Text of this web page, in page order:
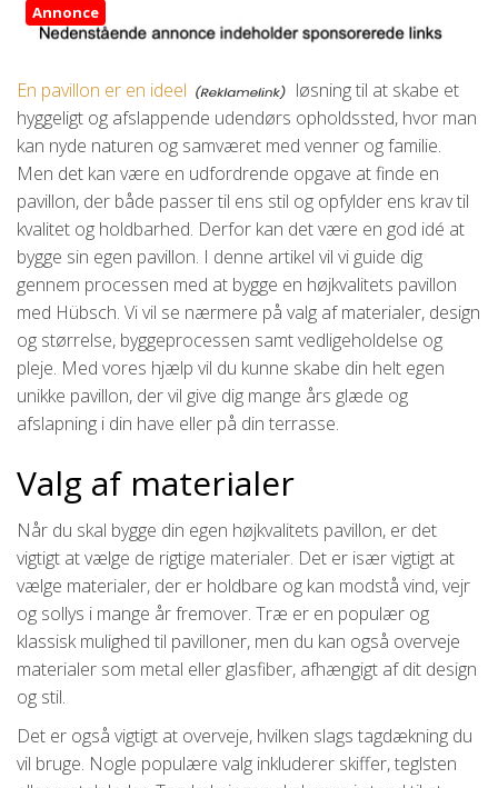
Annonce
En pavillon er en ideel
løsning til at skabe et
hyggeligt og afslappende udendørs opholdssted, hvor man
kan nyde naturen og samværet med venner og familie.
Men det kan være en udfordrende opgave at finde en
pavillon, der både passer til ens stil og opfylder ens krav til
kvalitet og holdbarhed. Derfor kan det være en god idé at
bygge sin egen pavillon. I denne artikel vil vi guide dig
gennem processen med at bygge en højkvalitets pavillon
med Hübsch. Vi vil se nærmere på valg af materialer, design
og størrelse, byggeprocessen samt vedligeholdelse og
pleje. Med vores hjælp vil du kunne skabe din helt egen
unikke pavillon, der vil give dig mange års glæde og
afslapning i din have eller på din terrasse.
Valg af materialer
Når du skal bygge din egen højkvalitets pavillon, er det
vigtigt at vælge de rigtige materialer. Det er især vigtigt at
vælge materialer, der er holdbare og kan modstå vind, vejr
og sollys i mange år fremover. Træ er en populær og
klassisk mulighed til pavilloner, men du kan også overveje
materialer som metal eller glasfiber, afhængigt af dit design
og stil.
Det er også vigtigt at overveje, hvilken slags tagdækning du
vil bruge. Nogle populære valg inkluderer skiffer, teglsten